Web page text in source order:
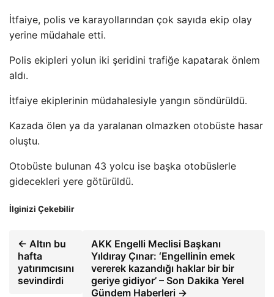
İtfaiye, polis ve karayollarından çok sayıda ekip olay
yerine müdahale etti.
Polis ekipleri yolun iki şeridini trafiğe kapatarak önlem
aldı.
İtfaiye ekiplerinin müdahalesiyle yangın söndürüldü.
Kazada ölen ya da yaralanan olmazken otobüste hasar
oluştu.
Otobüste bulunan 43 yolcu ise başka otobüslerle
gidecekleri yere götürüldü.
İlginizi Çekebilir
← Altın bu
hafta
yatırımcısını
sevindirdi
AKK Engelli Meclisi Başkanı
Yıldıray Çınar: ‘Engellinin emek
vererek kazandığı haklar bir bir
geriye gidiyor’ – Son Dakika Yerel
Gündem Haberleri →